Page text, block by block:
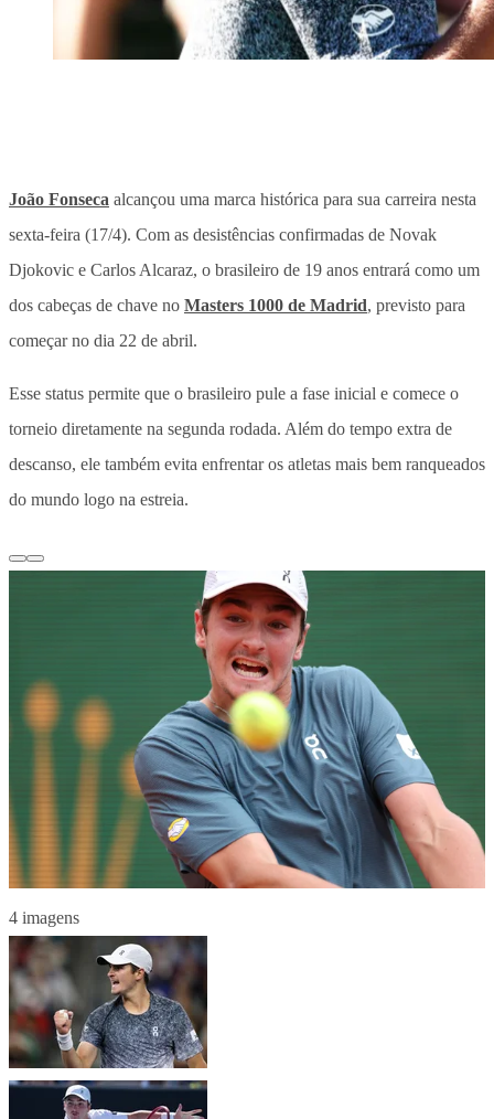
João Fonseca alcançou uma marca histórica para sua carreira nesta
sexta-feira (17/4). Com as desistências confirmadas de Novak
Djokovic e Carlos Alcaraz, o brasileiro de 19 anos entrará como um
dos cabeças de chave no Masters 1000 de Madrid, previsto para
começar no dia 22 de abril.
Esse status permite que o brasileiro pule a fase inicial e comece o
torneio diretamente na segunda rodada. Além do tempo extra de
descanso, ele também evita enfrentar os atletas mais bem ranqueados
do mundo logo na estreia.
4 imagens